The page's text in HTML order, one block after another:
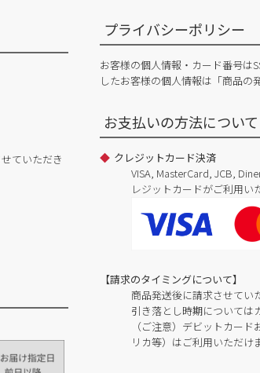
ていただき
プライバシーポリシー
お客様の個人情報・カード番号は
したお客様の個人情報は「商品
お支払いの方法について
クレジットカード決済
VISA, MasterCard, JCB,
レジットカードがご利用い
【請求のタイミングについて】
商品発送後に請求させてい
引き落とし時期については
（ご注意）デビットカー
リカ等）はご利用いただけ